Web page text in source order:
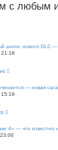
п
о
с любым
анонс нового DLC
— новая
4» — что известно